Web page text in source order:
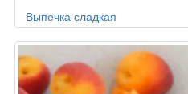
Выпечка сладкая